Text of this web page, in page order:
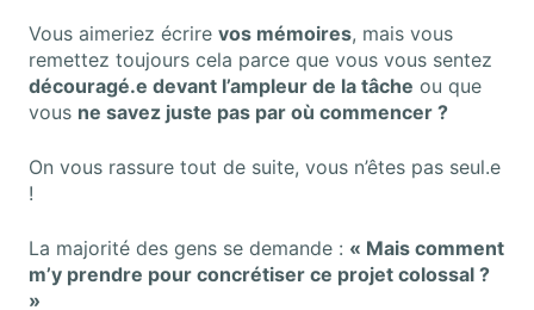
Vous aimeriez écrire vos mémoires, mais vous
remettez toujours cela parce que vous vous sentez
découragé.e devant l’ampleur de la tâche ou que
vous ne savez juste pas par où commencer ?
On vous rassure tout de suite, vous n’êtes pas seul.e
!
La majorité des gens se demande : « Mais comment
m’y prendre pour concrétiser ce projet colossal ?
»